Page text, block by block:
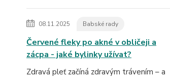
08.11.2025 Babské rady
Červené fleky po akné v obličeji a
zácpa - jaké bylinky užívat?
Zdravá pleť začíná zdravým trávením – a